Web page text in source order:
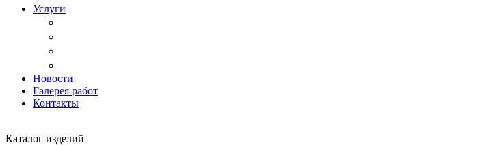
Услуги
Новости
Галерея работ
Контакты
Каталог изделий